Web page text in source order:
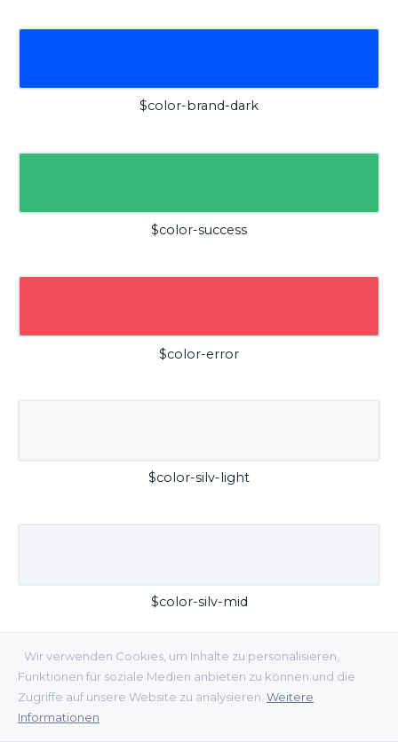
Wir verwenden Cookies, um Inhalte zu personalisieren,
Funktionen für soziale Medien anbieten zu können und die
Zugriffe auf unsere Website zu analysieren. Weitere
Informationen
$color-brand-dark
$color-success
$color-error
$color-silv-light
$color-silv-mid